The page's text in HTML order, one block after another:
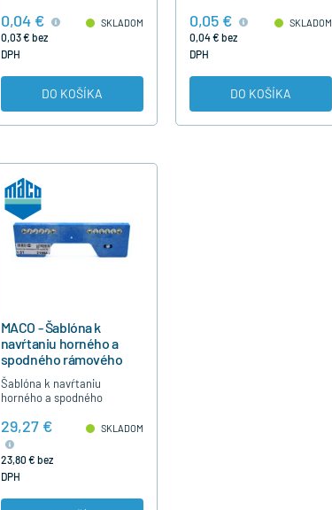
0,04 €
0,03 € bez
DPH
SKLADOM
DO KOŠÍKA
upevnenie závesov a
zámkov u plastových okien
a dverí.
0,05 €
0,04 € bez
DPH
SKLADOM
DO KOŠÍKA
MACO - Šablóna k
navŕtaniu horného a
spodného rámového
ložiska pre plast
Šablóna k navŕtaniu
horného a spodného
plastových oknách a
balkónových dverách
okutých s kovaním MACO.
29,27 €
23,80 € bez
DPH
SKLADOM